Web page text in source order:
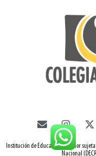
Institución de Educación Superior
Nacional